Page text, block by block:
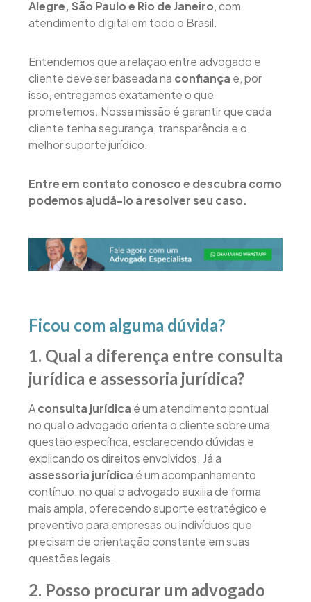
Alegre, São Paulo e Rio de Janeiro, com
atendimento digital em todo o Brasil.
Entendemos que a relação entre advogado e
cliente deve ser baseada na confiança e, por
isso, entregamos exatamente o que
prometemos. Nossa missão é garantir que cada
cliente tenha segurança, transparência e o
melhor suporte jurídico.
Entre em contato conosco e descubra como
podemos ajudá-lo a resolver seu caso.
Ficou com alguma dúvida?
1. Qual a diferença entre consulta
jurídica e assessoria jurídica?
Aconsulta jurídica é um atendimento pontual
no qual o advogado orienta o cliente sobre uma
questão específica, esclarecendo dúvidas e
explicando os direitos envolvidos. Já a
assessoria jurídica é um acompanhamento
contínuo, no qual o advogado auxilia de forma
mais ampla, oferecendo suporte estratégico e
preventivo para empresas ou indivíduos que
precisam de orientação constante em suas
questões legais.
2. Posso procurar um advogado